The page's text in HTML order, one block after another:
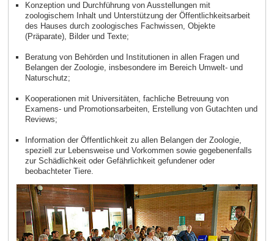
Konzeption und Durchführung von Ausstellungen mit
zoologischem Inhalt und Unterstützung der Öffentlichkeitsarbeit
des Hauses durch zoologisches Fachwissen, Objekte
(Präparate), Bilder und Texte;
Beratung von Behörden und Institutionen in allen Fragen und
Belangen der Zoologie, insbesondere im Bereich Umwelt- und
Naturschutz;
Kooperationen mit Universitäten, fachliche Betreuung von
Examens- und Promotionsarbeiten, Erstellung von Gutachten und
Reviews;
Information der Öffentlichkeit zu allen Belangen der Zoologie,
speziell zur Lebensweise und Vorkommen sowie gegebenenfalls
zur Schädlichkeit oder Gefährlichkeit gefundener oder
beobachteter Tiere.